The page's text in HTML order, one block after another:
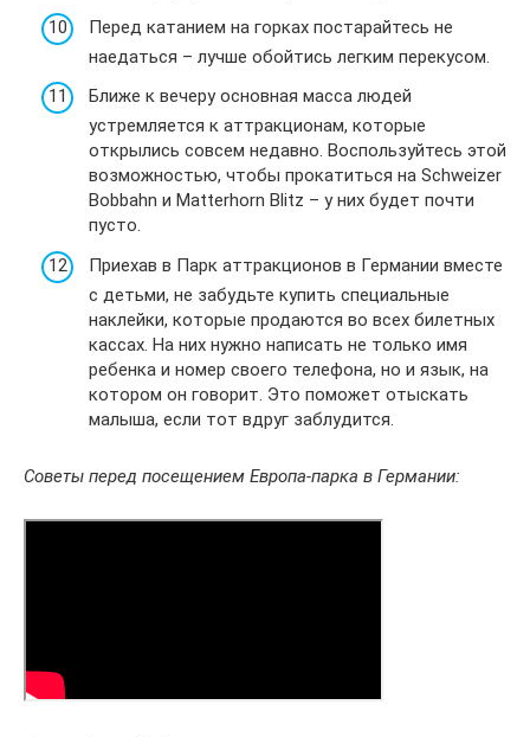
Перед катанием на горках постарайтесь не
наедаться – лучше обойтись легким перекусом.
Ближе к вечеру основная масса людей
устремляется к аттракционам, которые
открылись совсем недавно. Воспользуйтесь этой
возможностью, чтобы прокатиться на Schweizer
Bobbahn и Matterhorn Blitz – у них будет почти
пусто.
Приехав в Парк аттракционов в Германии вместе
с детьми, не забудьте купить специальные
наклейки, которые продаются во всех билетных
кассах. На них нужно написать не только имя
ребенка и номер своего телефона, но и язык, на
котором он говорит. Это поможет отыскать
малыша, если тот вдруг заблудится.
Советы перед посещением Европа-парка в Германии: